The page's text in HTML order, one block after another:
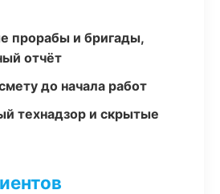
прорабы и бригады,
отчёт
до начала работ
технадзор и скрытые